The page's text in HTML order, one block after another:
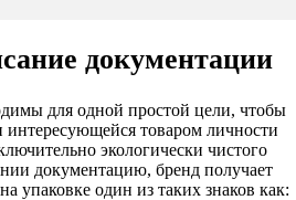
документации
для одной простой цели, чтобы
интересующейся товаром личности
экологически чистого
документацию, бренд получает
упаковке один из таких знаков как: